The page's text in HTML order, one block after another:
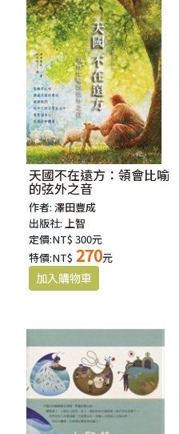
天國不在遠方：領會比喻
的弦外之音
作者:澤田豐成
出版社:上智
定價:NT$ 300元
特價:NT$ 270元